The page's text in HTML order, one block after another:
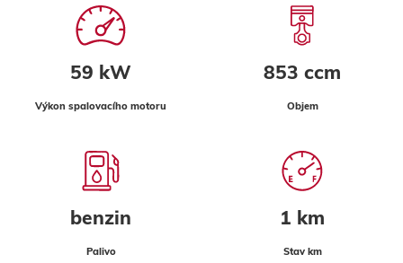
59 kW
Výkon spalovacího motoru
853 ccm
Objem
benzin
Palivo
1 km
Stav km